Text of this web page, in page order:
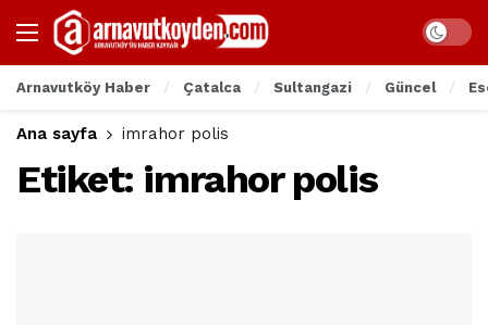
Arnavutköy Haber Çatalca Sultangazi Güncel
Ana sayfa imrahor polis
Etiket: imrahor polis